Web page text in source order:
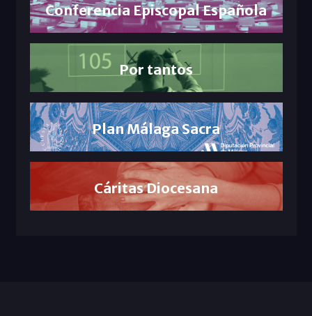
Conferencia Episcopal Española
Por tantos
Plan Málaga Sacra
Cáritas Diocesana